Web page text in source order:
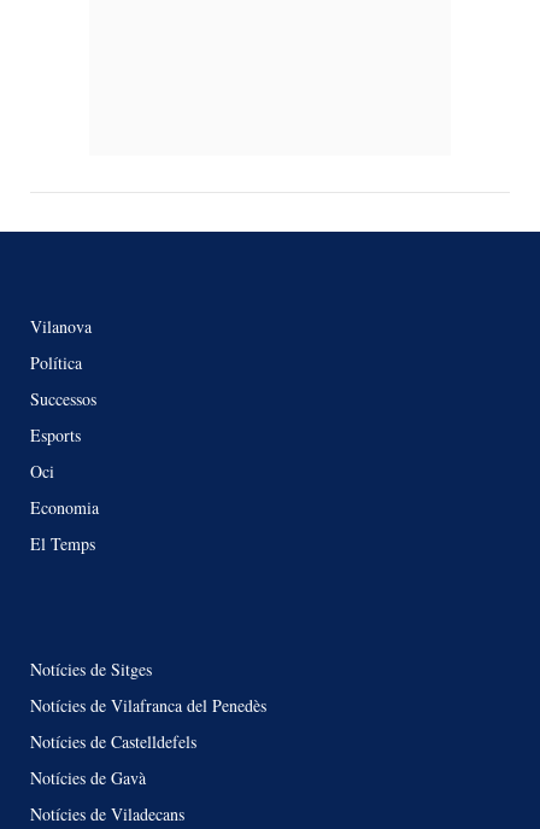
Vilanova
Política
Successos
Esports
Oci
Economia
El Temps
Notícies de Sitges
Notícies de Vilafranca del Penedès
Notícies de Castelldefels
Notícies de Gavà
Notícies de Viladecans